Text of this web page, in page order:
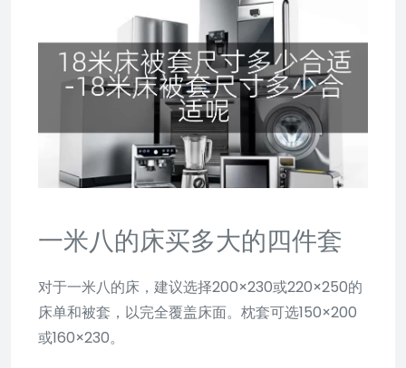
一米八的床买多大的四件套
对于一米八的床，建议选择200×230或220×250的
床单和被套，以完全覆盖床面。枕套可选150×200
或160×230。